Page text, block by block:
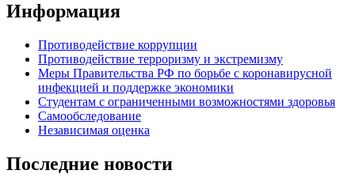
Информация
Противодействие коррупции
Противодействие терроризму и экстремизму
Меры Правительства РФ по борьбе с коронавирусной
инфекцией и поддержке экономики
Студентам с ограниченными возможностями здоровья
Самообследование
Независимая оценка
Последние новости